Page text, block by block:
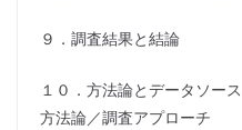
９．調査結果と結論
１０．方法論とデータソース
方法論／調査アプローチ